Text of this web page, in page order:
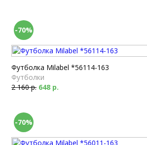
-70%
Футболка Milabel *56114-163
Футболки
2 160 р. 648 р.
-70%